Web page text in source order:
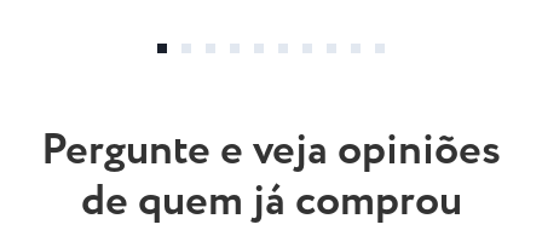
Pergunte e veja opiniões
de quem já comprou